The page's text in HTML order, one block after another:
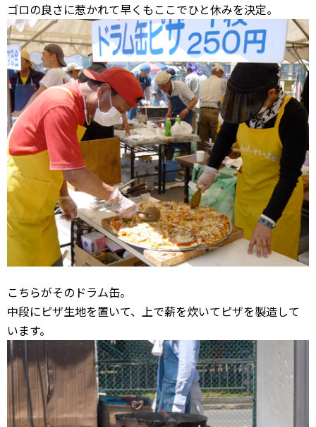
ゴロの良さに惹かれて早くもここでひと休みを決定。
こちらがそのドラム缶。
中段にピザ生地を置いて、上で薪を炊いてピザを製造して
います。